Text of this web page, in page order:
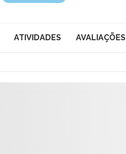
ATIVIDADES AVALIAÇÕES